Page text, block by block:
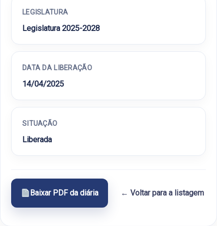
LEGISLATURA
Legislatura 2025-2028
DATA DA LIBERAÇÃO
14/04/2025
SITUAÇÃO
Liberada
Baixar PDF da diária ← Voltar para a listagem